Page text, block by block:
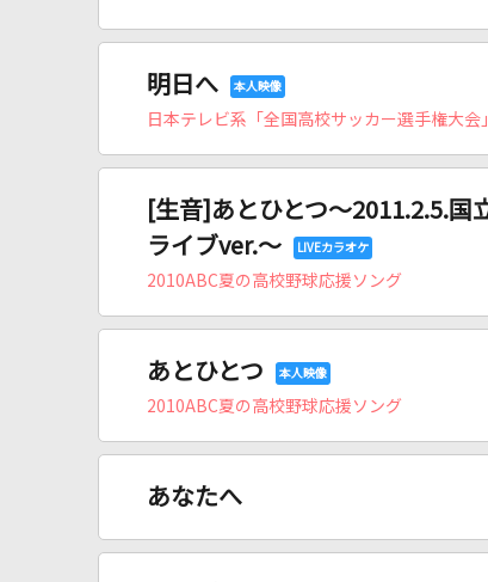
明日へ
日本テレビ系「全国高校サッカー選手権大会
[生音]あとひとつ～2011.2.5.
ライブver.～
2010ABC夏の高校野球応援ソング
あとひとつ
2010ABC夏の高校野球応援ソング
あなたへ